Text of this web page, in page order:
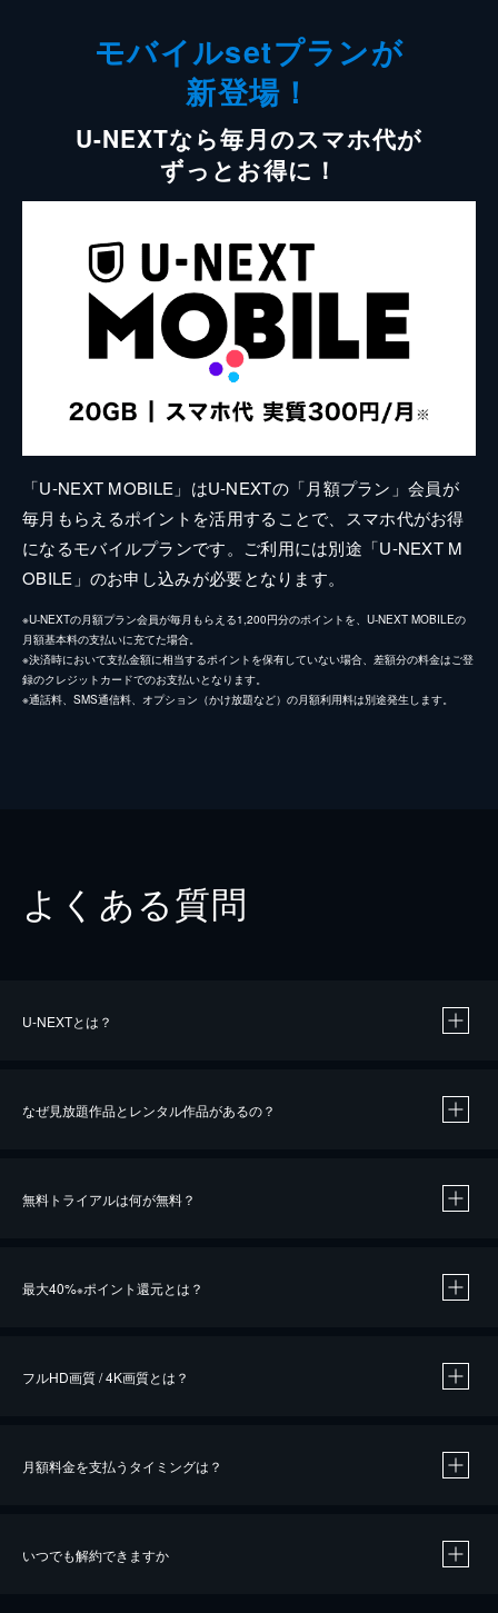
モバイルsetプランが
新登場！
U-NEXTなら毎月のスマホ代が
ずっとお得に！
「U-NEXT MOBILE」はU-NEXTの「月額プラン」会員が
毎月もらえるポイントを活用することで、スマホ代がお得
になるモバイルプランです。ご利用には別途「U-NEXT M
OBILE」のお申し込みが必要となります。
※U-NEXTの月額プラン会員が毎月もらえる1,200円分のポイントを、U-NEXT MOBILEの
月額基本料の支払いに充てた場合。
※決済時において支払金額に相当するポイントを保有していない場合、差額分の料金はご登
録のクレジットカードでのお支払いとなります。
※通話料、SMS通信料、オプション（かけ放題など）の月額利用料は別途発生します。
よくある質問
U-NEXTとは？
なぜ見放題作品とレンタル作品があるの？
無料トライアルは何が無料？
最大40%※ポイント還元とは？
※40％ポイント還元の対象は、クレジットカード決済による作品の購入 / レンタルです。
フルHD画質 / 4K画質とは？
月額料金を支払うタイミングは？
いつでも解約できますか